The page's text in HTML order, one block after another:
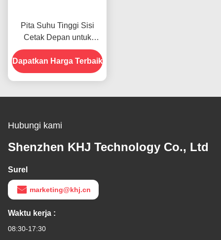
Pita Suhu Tinggi Sisi
Cetak Depan untuk
Produk Dalam Stok
Dapatkan Harga Terbaik
Hubungi kami
Shenzhen KHJ Technology Co., Ltd
Surel
marketing@khj.cn
Waktu kerja :
08:30-17:30